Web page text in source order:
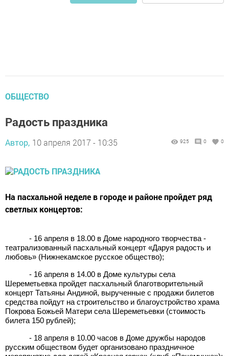
ОБЩЕСТВО
Радость праздника
Автор, 10 апреля 2017 - 10:35 925 0 0
На пасхальной неделе в городе и районе пройдет ряд
светлых концертов:
- 16 апреля в 18.00 в Доме народного творчества -
театрализованный пасхальный концерт «Даруя радость и
любовь» (Нижнекамское русское общество);
- 16 апреля в 14.00 в Доме культуры села
Шереметьевка пройдет пасхальный благотворительный
концерт Татьяны Андиной, вырученные с продажи билетов
средства пойдут на строительство и благоустройство храма
Покрова Божьей Матери села Шереметьевки (стоимость
билета 150 рублей);
- 18 апреля в 10.00 часов в Доме дружбы народов
русским обществом будет организовано праздничное